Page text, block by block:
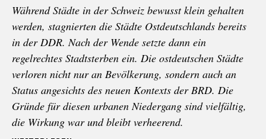
Während Städte in der Schweiz bewusst klein gehalten
werden, stagnierten die Städte Ostdeutschlands bereits
in der DDR. Nach der Wende setzte dann ein
regelrechtes Stadtsterben ein. Die ostdeutschen Städte
verloren nicht nur an Bevölkerung, sondern auch an
Status angesichts des neuen Kontexts der BRD. Die
Gründe für diesen urbanen Niedergang sind vielfältig,
die Wirkung war und bleibt verheerend.